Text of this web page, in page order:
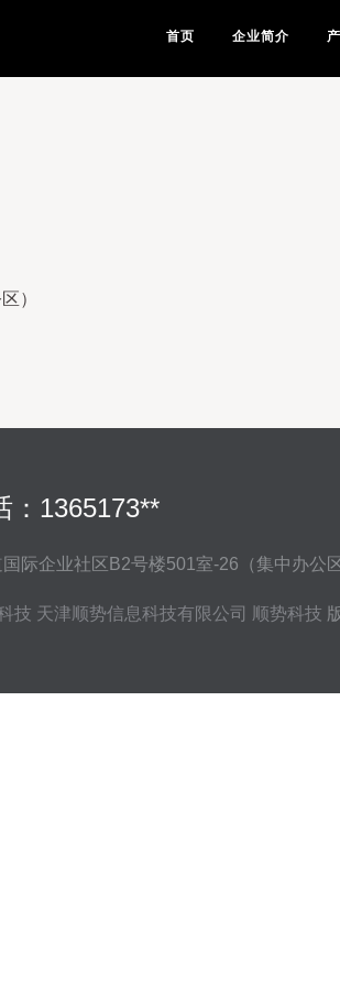
首页 企业简介
）
：1365173**
际企业社区B2号楼501室-26（集中办公区
技 天津顺势信息科技有限公司 顺势科技